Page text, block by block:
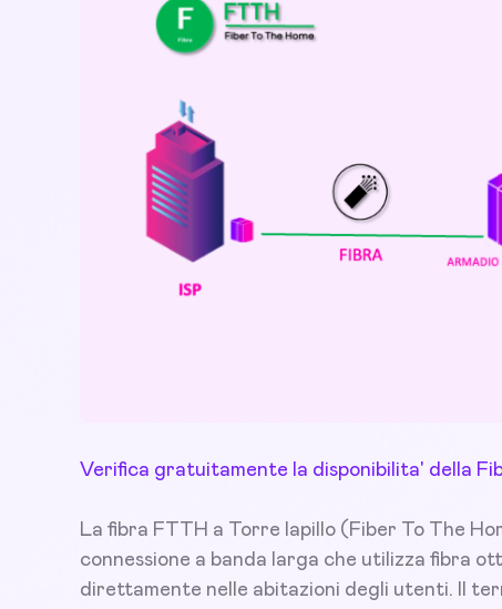
Verifica gratuitamente la disponibilita' della
La fibra FTTH a Torre lapillo (Fiber To The
connessione a banda larga che utilizza fibra
direttamente nelle abitazioni degli utenti. Il